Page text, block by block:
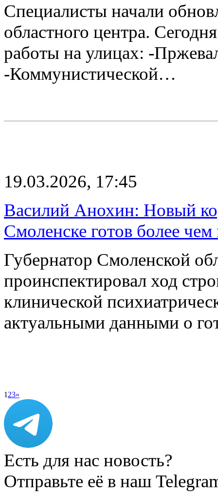
Специалисты начали
областного центра.
работы на улицах: -
-Коммунистической…
19.03.2026, 17:45
Василий Анохин: Новый
Смоленске готов более
Губернатор Смоленской
проинспектировал ход
клинической
актуальными данными о
1 23»
Есть для нас новость?
Отправьте её в наш